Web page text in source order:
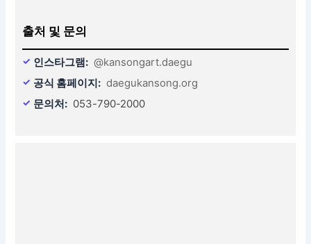
출처 및 문의
인스타그램: @kansongart.daegu
공식 홈페이지: daegukansong.org
문의처: 053-790-2000